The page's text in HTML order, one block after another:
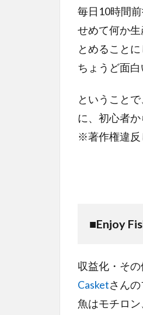
毎日10時間
せめて何か
とめることに
ちょうど面
ということ
に、初心者
※著作権違反
■Enjoy
収益化・その
Casketさん
魚はモチロ